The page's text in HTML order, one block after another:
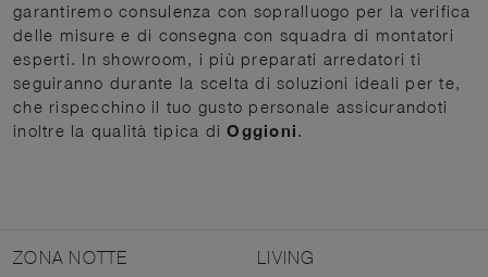
garantiremo consulenza con sopralluogo per la verifica
delle misure e di consegna con squadra di montatori
esperti. In showroom, i più preparati arredatori ti
seguiranno durante la scelta di soluzioni ideali per te,
che rispecchino il tuo gusto personale assicurandoti
inoltre la qualità tipica diOggioni.
ZONA NOTTE LIVING